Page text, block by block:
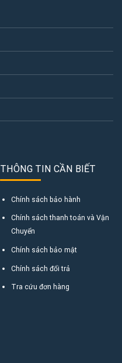
THÔNG TIN CẦN BIẾT
Chính sách bảo hành
Chính sách thanh toán và Vận
Chuyển
Chính sách bảo mật
Chính sách đổi trả
Tra cứu đơn hàng